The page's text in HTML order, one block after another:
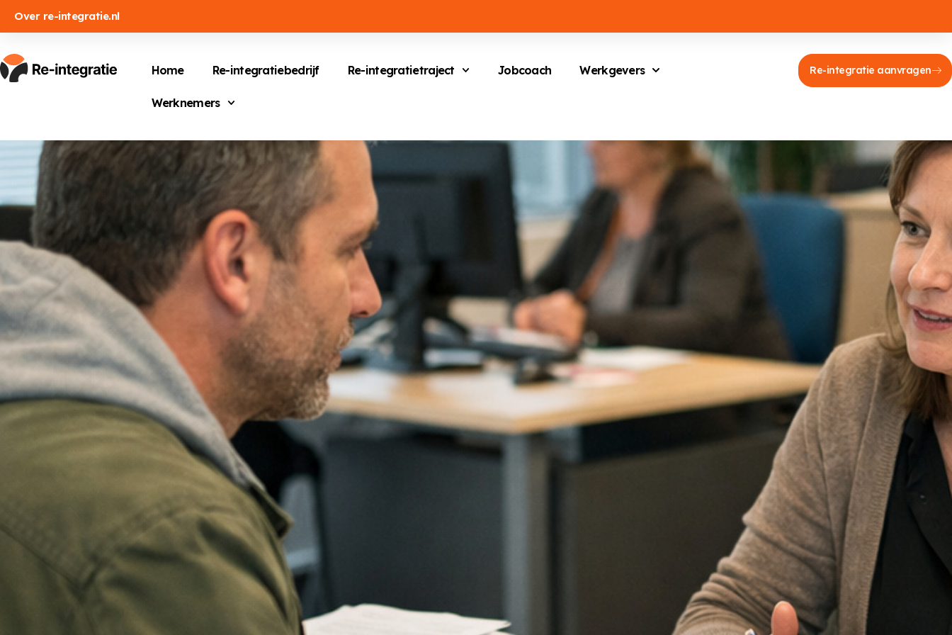
Over re-integratie.nl
Home Re-integratiebedrijf Re-integratietraject Jobcoach Werkgevers
Werknemers
Re-integratie aanvragen